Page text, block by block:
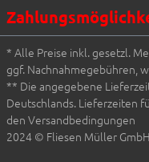
* Alle Preise inkl. gesetzl.
ggf. Nachnahmegebühren,
** Die angegebene
Deutschlands. Lieferzeiten
den Versandbedingungen
2024 © Fliesen Müller